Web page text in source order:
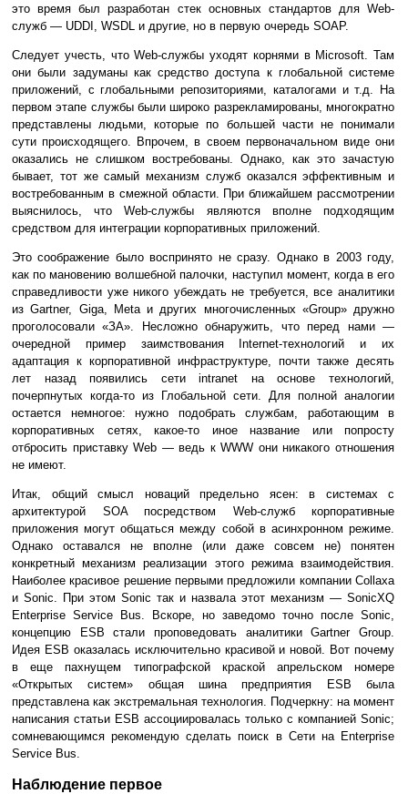
это время был разработан стек основных стандартов для Web-
служб — UDDI, WSDL и другие, но в первую очередь SOAP.
Следует учесть, что Web-службы уходят корнями в Microsoft. Там
они были задуманы как средство доступа к глобальной системе
приложений, с глобальными репозиториями, каталогами и т.д. На
первом этапе службы были широко разрекламированы, многократно
представлены людьми, которые по большей части не понимали
сути происходящего. Впрочем, в своем первоначальном виде они
оказались не слишком востребованы. Однако, как это зачастую
бывает, тот же самый механизм служб оказался эффективным и
востребованным в смежной области. При ближайшем рассмотрении
выяснилось, что Web-службы являются вполне подходящим
средством для интеграции корпоративных приложений.
Это соображение было воспринято не сразу. Однако в 2003 году,
как по мановению волшебной палочки, наступил момент, когда в его
справедливости уже никого убеждать не требуется, все аналитики
из Gartner, Giga, Meta и других многочисленных «Group» дружно
проголосовали «ЗА». Несложно обнаружить, что перед нами —
очередной пример заимствования Internet-технологий и их
адаптация к корпоративной инфраструктуре, почти также десять
лет назад появились сети intranet на основе технологий,
почерпнутых когда-то из Глобальной сети. Для полной аналогии
остается немногое: нужно подобрать службам, работающим в
корпоративных сетях, какое-то иное название или попросту
отбросить приставку Web — ведь к WWW они никакого отношения
не имеют.
Итак, общий смысл новаций предельно ясен: в системах с
архитектурой SOA посредством Web-служб корпоративные
приложения могут общаться между собой в асинхронном режиме.
Однако оставался не вполне (или даже совсем не) понятен
конкретный механизм реализации этого режима взаимодействия.
Наиболее красивое решение первыми предложили компании Collaxa
и Sonic. При этом Sonic так и назвала этот механизм — SonicXQ
Enterprise Service Bus. Вскоре, но заведомо точно после Sonic,
концепцию ESB стали проповедовать аналитики Gartner Group.
Идея ESB оказалась исключительно красивой и новой. Вот почему
в еще пахнущем типографской краской апрельском номере
«Открытых систем» общая шина предприятия ESB была
представлена как экстремальная технология. Подчеркну: на момент
написания статьи ESB ассоциировалась только с компанией Sonic;
сомневающимся рекомендую сделать поиск в Сети на Enterprise
Service Bus.
Наблюдение первое